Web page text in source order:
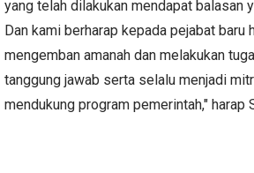
yang telah dilakukan mendapat balasan
Dan kami berharap kepada pejabat baru
mengemban amanah dan melakukan
tanggung jawab serta selalu menjadi
mendukung program pemerintah," harap